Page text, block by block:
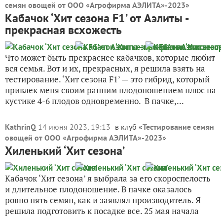
семян овощей от ООО «Агрофирма АЭЛИТА»-2023»
Кабачок ‘Хит сезона F1’ от Аэлиты -
прекрасная всхожесть
Что может быть прекраснее кабачков, которые любит
вся семья. Вот и их, прекрасных, я решила взять на
тестирование. ‘Хит сезона F1’ — это гибрид, который
привлек меня своим ранним плодоношением плюс на
кустике 4-6 плодов одновременно. В пачке,...
KathrinQ 14 июня 2023, 19:13 в клуб «Тестирование семян
овощей от ООО «Агрофирма АЭЛИТА»-2023»
Хиленький ‘Хит сезона’
Кабачок ‘Хит сезона’ я выбрала за его скороспелость
и длительное плодоношение. В пачке оказалось
ровно пять семян, как и заявлял производитель. Я
решила подготовить к посадке все. 25 мая начала